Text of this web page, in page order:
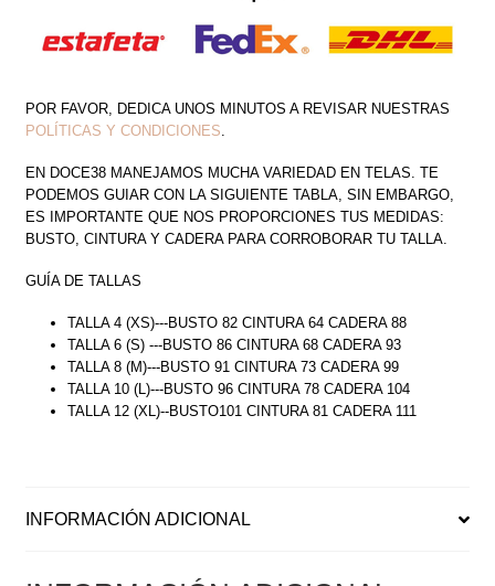
POR FAVOR, DEDICA UNOS MINUTOS A REVISAR NUESTRAS
POLÍTICAS Y CONDICIONES
EN DOCE38 MANEJAMOS MUCHA VARIEDAD EN TELAS. TE
PODEMOS GUIAR CON LA SIGUIENTE TABLA, SIN EMBARGO,
ES IMPORTANTE QUE NOS PROPORCIONES TUS MEDIDAS:
BUSTO, CINTURA Y CADERA PARA CORROBORAR TU TALLA.
GUÍA DE TALLAS
TALLA 4 (XS)---BUSTO 82 CINTURA 64 CADERA 88
TALLA 6 (S) ---BUSTO 86 CINTURA 68 CADERA 93
TALLA 8 (M)---BUSTO 91 CINTURA 73 CADERA 99
TALLA 10 (L)---BUSTO 96 CINTURA 78 CADERA 104
TALLA 12 (XL)--BUSTO101 CINTURA 81 CADERA 111
INFORMACIÓN ADICIONAL